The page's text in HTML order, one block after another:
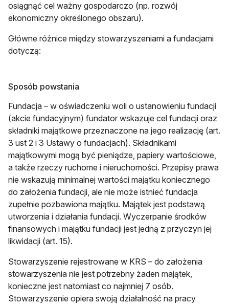
osiągnąć cel ważny gospodarczo (np. rozwój
ekonomiczny określonego obszaru).
Główne różnice między stowarzyszeniami a fundacjami
dotyczą:
Sposób powstania
Fundacja – w oświadczeniu woli o ustanowieniu fundacji
(akcie fundacyjnym) fundator wskazuje cel fundacji oraz
składniki majątkowe przeznaczone na jego realizację (art.
3 ust 2 i 3 Ustawy o fundacjach). Składnikami
majątkowymi mogą być pieniądze, papiery wartościowe,
a także rzeczy ruchome i nieruchomości. Przepisy prawa
nie wskazują minimalnej wartości majątku koniecznego
do założenia fundacji, ale nie może istnieć fundacja
zupełnie pozbawiona majątku. Majątek jest podstawą
utworzenia i działania fundacji. Wyczerpanie środków
finansowych i majątku fundacji jest jedną z przyczyn jej
likwidacji (art. 15).
Stowarzyszenie rejestrowane w KRS – do założenia
stowarzyszenia nie jest potrzebny żaden majątek,
konieczne jest natomiast co najmniej 7 osób.
Stowarzyszenie opiera swoją działalność na pracy